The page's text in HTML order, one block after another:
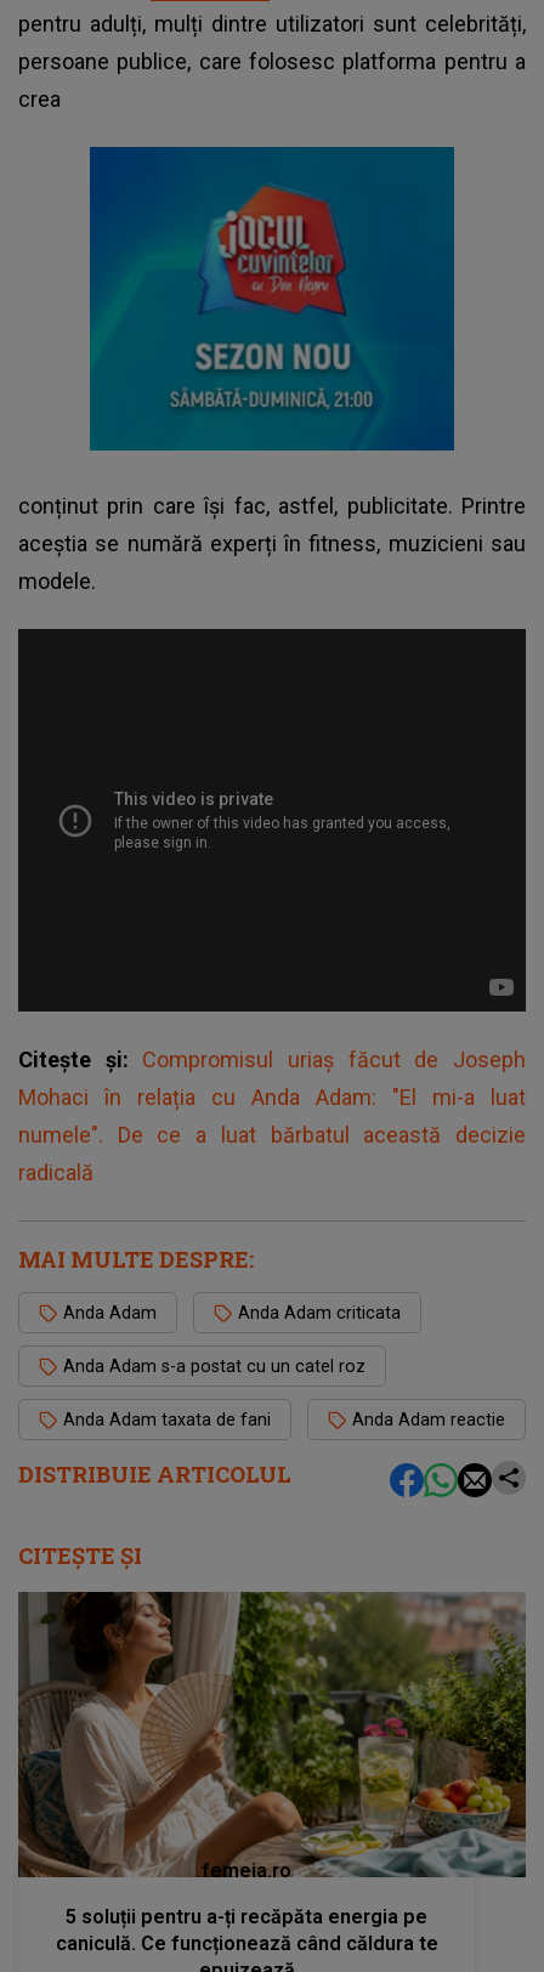
DISTRIBUIE ARTICOLUL
pentru adulți, mulți dintre utilizatori sunt celebrități,
persoane publice, care folosesc platforma pentru a
crea
conținut prin care își fac, astfel, publicitate. Printre
aceștia se numără experți în fitness, muzicieni sau
modele.
Citește și: Compromisul uriaș făcut de Joseph
Mohaci în relația cu Anda Adam: "El mi-a luat
numele". De ce a luat bărbatul această decizie
radicală
MAI MULTE DESPRE:
Anda Adam Anda Adam criticata
Anda Adam s-a postat cu un catel roz
Anda Adam taxata de fani Anda Adam reactie
CITEȘTE ȘI
femeia.ro
5 soluții pentru a-ți recăpăta energia pe
caniculă. Ce funcționează când căldura te